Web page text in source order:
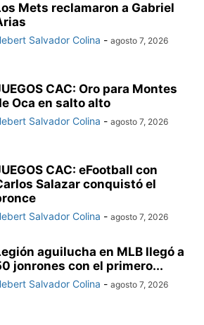
Mets reclamaron a Gabriel
Salvador Colina - agosto 7, 2026
CAC: Oro para Montes
Oca en salto alto
Salvador Colina - agosto 7, 2026
CAC: eFootball con
Salazar conquistó el
Salvador Colina - agosto 7, 2026
aguilucha en MLB llegó a
jonrones con el primero...
Salvador Colina - agosto 7, 2026